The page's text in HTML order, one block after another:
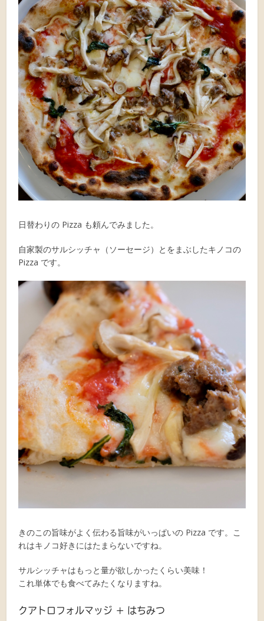
日替わりの Pizza も頼んでみました。
自家製のサルシッチャ（ソーセージ）とをまぶしたキノコの
Pizza です。
きのこの旨味がよく伝わる旨味がいっぱいの Pizza です。こ
れはキノコ好きにはたまらないですね。
サルシッチャはもっと量が欲しかったくらい美味！
これ単体でも食べてみたくなりますね。
クアトロフォルマッジ + はちみつ